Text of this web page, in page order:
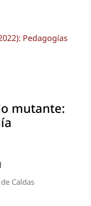
Pedagogías
mutante:
Caldas